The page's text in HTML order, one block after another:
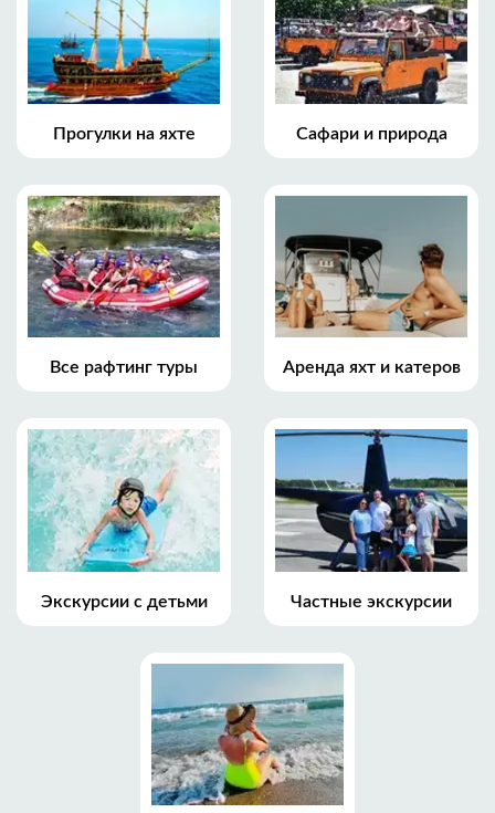
Прогулки на яхте Сафари и природа
Все рафтинг туры Аренда яхт и катеров
Экскурсии с детьми Частные экскурсии